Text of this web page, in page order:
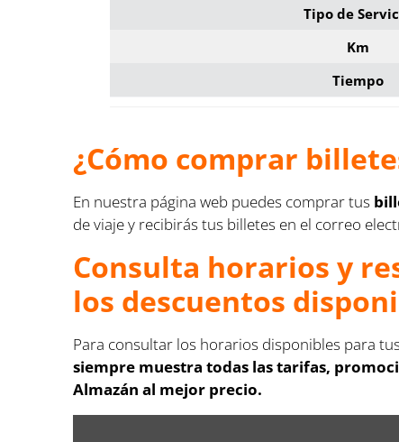
Tipo de
Km
Tiempo
¿Cómo comprar
En nuestra página web puedes comprar tus
de viaje y recibirás tus billetes en el correo
Consulta horarios y
los descuentos
Para consultar los horarios disponibles para
siempre muestra todas las tarifas,
Almazán al mejor precio.